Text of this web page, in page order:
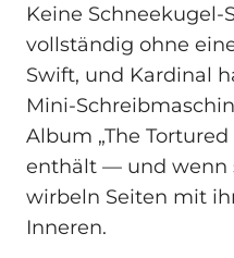
Keine
vollständig ohne
Swift, und Kardinal
Mini-
Album „The
enthält — und wenn
wirbeln Seiten mit
Inneren.